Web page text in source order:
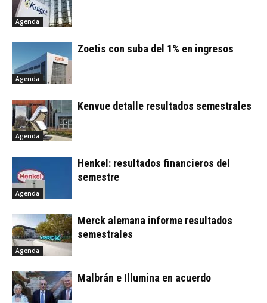
Agenda
Agenda
Zoetis con suba del 1% en ingresos
Agenda
Kenvue detalle resultados semestrales
Agenda
Henkel: resultados financieros del
semestre
Agenda
Merck alemana informe resultados
semestrales
Malbrán e Illumina en acuerdo